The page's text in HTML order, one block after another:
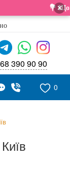
💐 ×
390 90 90
0